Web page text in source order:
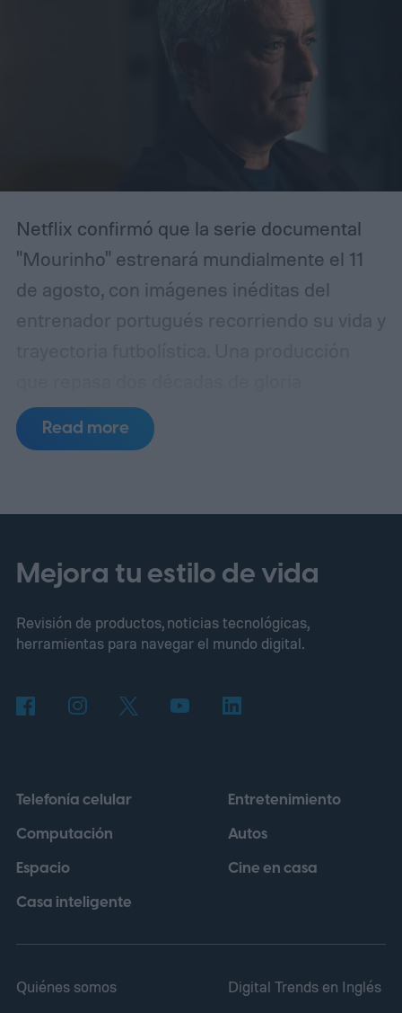
Netflix confirmó que la serie documental
"Mourinho" estrenará mundialmente el 11
de agosto, con imágenes inéditas del
entrenador portugués recorriendo su vida y
Read more
Mejora tu estilo de vida
Revisión de productos, noticias tecnológicas,
herramientas para navegar el mundo digital.
Telefonía celular
Computación
Espacio
Casa inteligente
Entretenimiento
Autos
Cine en casa
Quiénes somos
Digital Trends en Inglés